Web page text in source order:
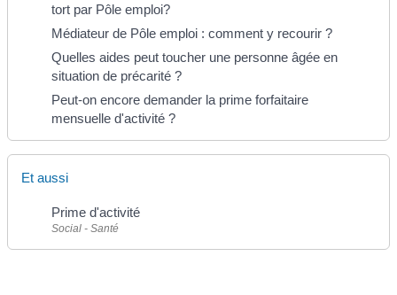
tort par Pôle emploi?
Médiateur de Pôle emploi : comment y recourir ?
Quelles aides peut toucher une personne âgée en
situation de précarité ?
Peut-on encore demander la prime forfaitaire
mensuelle d'activité ?
Et aussi
Prime d'activité
Social - Santé